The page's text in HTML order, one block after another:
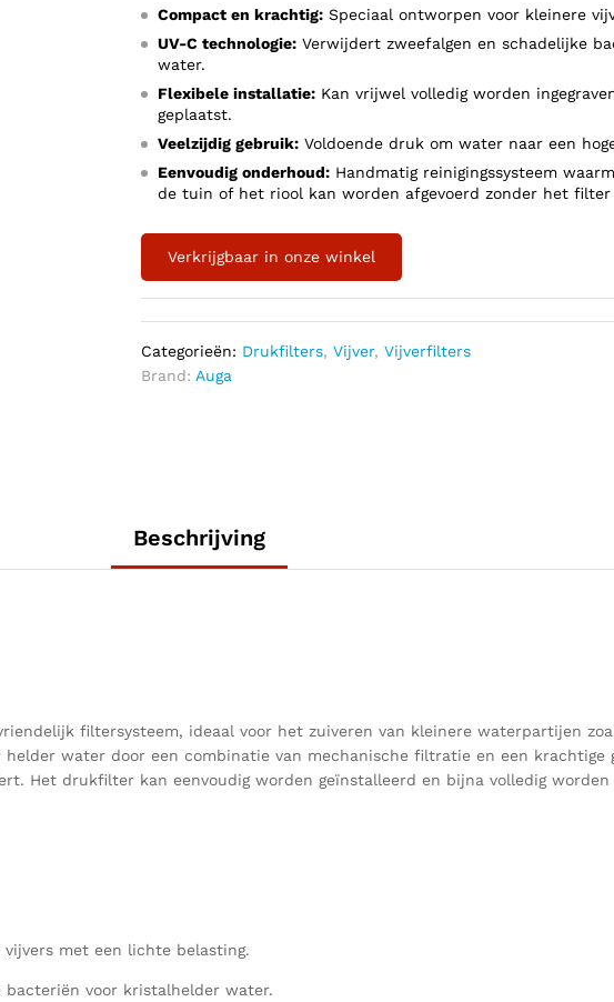
Compact en krachtig: Speciaal ontworpen voor kleinere
UV-C technologie: Verwijdert zweefalgen en schadelijke
water.
Flexibele installatie: Kan vrijwel volledig worden
geplaatst.
Veelzijdig gebruik: Voldoende druk om water naar een
Eenvoudig onderhoud: Handmatig reinigingssysteem
de tuin of het riool kan worden afgevoerd zonder het filter
Verkrijgbaar in onze winkel
Categorieën: Drukfilters,Vijver,Vijverfilters
Brand: Auga
Beschrijving
filtersysteem, ideaal voor het zuiveren van kleinere waterpartijen
water door een combinatie van mechanische filtratie en een krachtige
Het drukfilter kan eenvoudig worden geïnstalleerd en bijna volledig worden
met een lichte belasting.
voor kristalhelder water.